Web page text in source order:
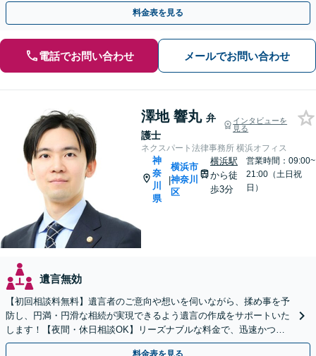
携【出張相談】【夜間・休日面談】【横浜駅7分】
料金表を見る
電話でお問い合わせ メールでお問い合わせ
澤地 響丸 弁
護士
インタビューを
見る
ネクスパート法律事務所 横浜オフィス
神
奈
川
県
|
横浜市
神奈川
区
横浜駅
から徒
歩3分
営業時間：09:00~
21:00（土日祝
日）
遺言無効
【初回相談料無料】遺言者のご意向や想いを伺いながら、揉め事を予
防し、円満・円滑な相続が実現できるよう遺言の作成をサポートいた
します！【夜間・休日相談OK】リーズナブルな料金で、迅速かつス
ピーディーにまごころを持って対応させて頂きます。
料金表を見る